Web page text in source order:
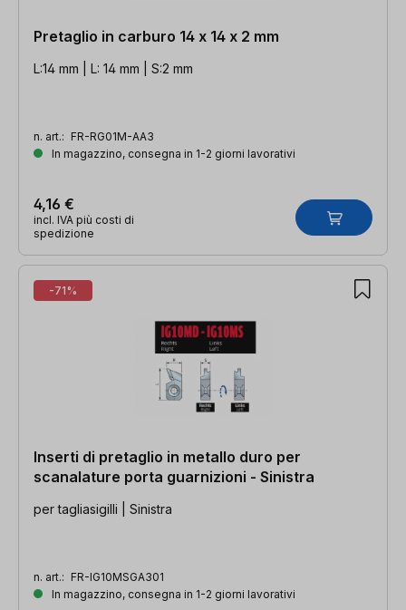
Pretaglio in carburo 14 x 14 x 2 mm
L:14 mm | L: 14 mm | S:2 mm
n. art.: FR-RG01M-AA3
In magazzino, consegna in 1-2 giorni lavorativi
4,16 €
incl. IVA più costi di
spedizione
-71%
Inserti di pretaglio in metallo duro per
scanalature porta guarnizioni - Sinistra
per tagliasigilli | Sinistra
n. art.: FR-IG10MSGA301
In magazzino, consegna in 1-2 giorni lavorativi